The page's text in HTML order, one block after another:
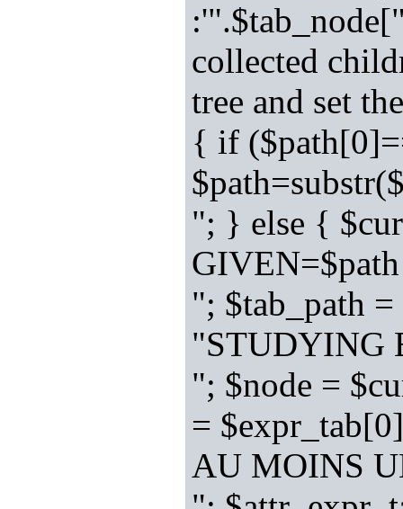
collected
tree and set
{ if
"; } else {
GIVEN=$path
"; $tab_path
"STUDYING
"; $node =
=
AU MOINS